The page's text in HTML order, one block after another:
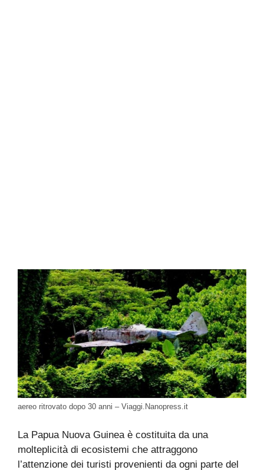
aereo ritrovato dopo 30 anni – Viaggi.Nanopress.it
La Papua Nuova Guinea è costituita da una
molteplicità di ecosistemi che attraggono
l’attenzione dei turisti provenienti da ogni parte del